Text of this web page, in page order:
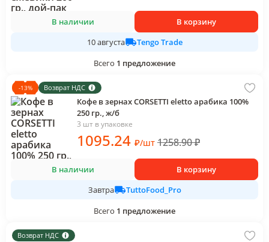
В наличии
В корзину
10 августа
Tengo Trade
Всего 1 предложение
-13% Возврат НДС
Кофе в зернах CORSETTI eletto арабика 100%
250 гр., ж/б
3 шт в упаковке
1095.24 ₽/шт 1258.90₽
В наличии
В корзину
Завтра
TuttoFood_Pro
Всего 1 предложение
Возврат НДС